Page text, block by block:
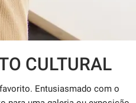
CULTURAL
Entusiasmado com o